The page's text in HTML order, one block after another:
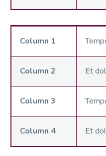
Column 1
Column 2 Et
Column 3
Column 4 Et